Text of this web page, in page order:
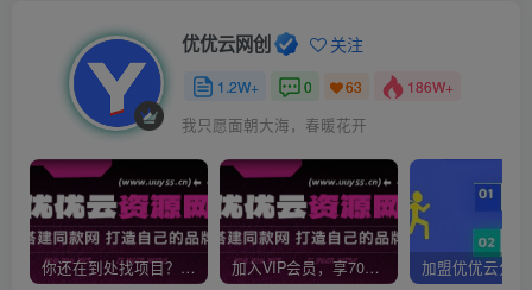
优优云网创 关注
1.2W+ 0 63 186W+
我只愿面朝大海，春暖花开
你还在到处找项目？还在当韭菜？我靠网创资源站一个月收入5万+，曾经我也是个失败者。 加入VIP会员，享70%的推广提成，免费学习多种网上创业课程，菜鸟秒变大神！